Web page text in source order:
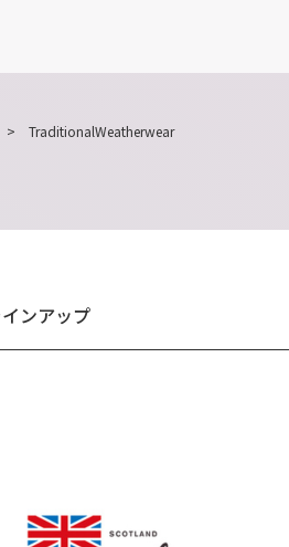
TraditionalWeatherwear
ンアップ